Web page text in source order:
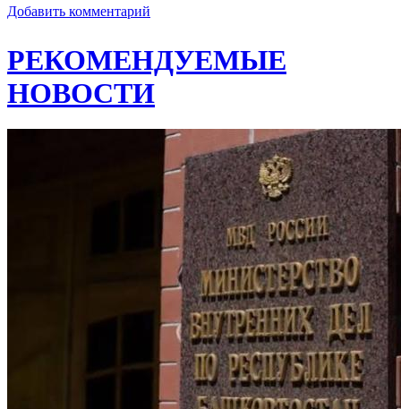
Добавить комментарий
РЕКОМЕНДУЕМЫЕ
НОВОСТИ